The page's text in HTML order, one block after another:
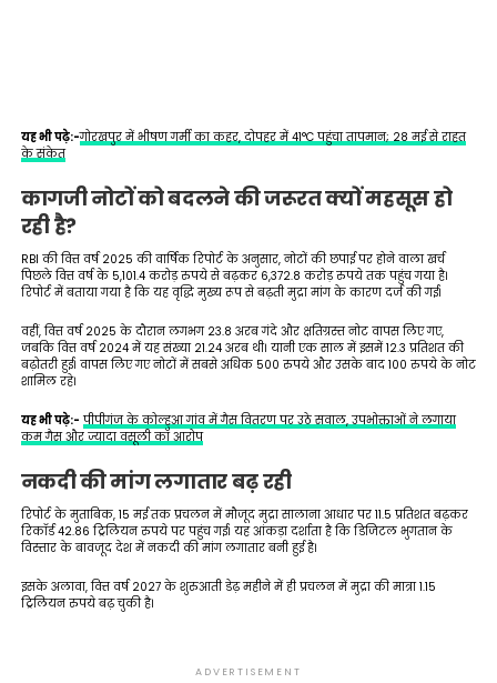
यह भी पढ़े:-गोरखपुर में भीषण गर्मी का कहर, दोपहर में 41°C पहुंचा तापमान; 28 मई से राहत
के संकेत
कागजी नोटों को बदलने की जरूरत क्यों महसूस हो
रही है?
RBI की वित्त वर्ष 2025 की वार्षिक रिपोर्ट के अनुसार, नोटों की छपाई पर होने वाला खर्च
पिछले वित्त वर्ष के 5,101.4 करोड़ रुपये से बढ़कर 6,372.8 करोड़ रुपये तक पहुंच गया है।
रिपोर्ट में बताया गया है कि यह वृद्धि मुख्य रूप से बढ़ती मुद्रा मांग के कारण दर्ज की गई।
वहीं, वित्त वर्ष 2025 के दौरान लगभग 23.8 अरब गंदे और क्षतिग्रस्त नोट वापस लिए गए,
जबकि वित्त वर्ष 2024 में यह संख्या 21.24 अरब थी। यानी एक साल में इसमें 12.3 प्रतिशत की
बढ़ोतरी हुई। वापस लिए गए नोटों में सबसे अधिक 500 रुपये और उसके बाद 100 रुपये के नोट
शामिल रहे।
यह भी पढ़े:- पीपीगंज के कोल्हुआ गांव में गैस वितरण पर उठे सवाल, उपभोक्ताओं ने लगाया
कम गैस और ज्यादा वसूली का आरोप
नकदी की मांग लगातार बढ़ रही
रिपोर्ट के मुताबिक, 15 मई तक प्रचलन में मौजूद मुद्रा सालाना आधार पर 11.5 प्रतिशत बढ़कर
रिकॉर्ड 42.86 ट्रिलियन रुपये पर पहुंच गई। यह आंकड़ा दर्शाता है कि डिजिटल भुगतान के
विस्तार के बावजूद देश में नकदी की मांग लगातार बनी हुई है।
इसके अलावा, वित्त वर्ष 2027 के शुरुआती डेढ़ महीने में ही प्रचलन में मुद्रा की मात्रा 1.15
ट्रिलियन रुपये बढ़ चुकी है।
ADVERTISEMENT